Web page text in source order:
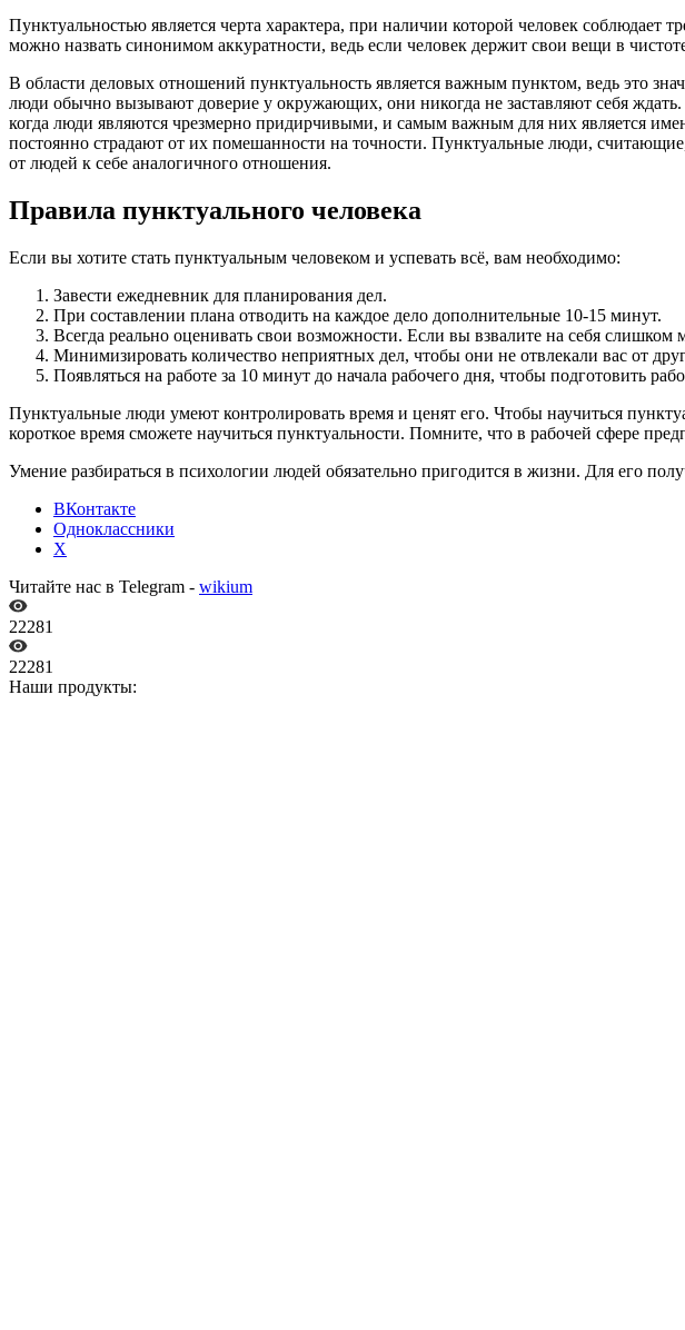
Пунктуальностью является черта характера, при наличии которой человек соблюдает
можно назвать синонимом аккуратности, ведь если человек держит свои вещи в
В области деловых отношений пунктуальность является важным пунктом, ведь это
люди обычно вызывают доверие у окружающих, они никогда не заставляют себя
когда люди являются чрезмерно придирчивыми, и самым важным для них является
постоянно страдают от их помешанности на точности. Пунктуальные люди,
от людей к себе аналогичного отношения.
Правила пунктуального человека
Если вы хотите стать пунктуальным человеком и успевать всё, вам необходимо:
Завести ежедневник для планирования дел.
При составлении плана отводить на каждое дело дополнительные 10-15 минут.
Всегда реально оценивать свои возможности. Если вы взвалите на себя
Минимизировать количество неприятных дел, чтобы они не отвлекали вас от
Появляться на работе за 10 минут до начала рабочего дня, чтобы подготовить
Пунктуальные люди умеют контролировать время и ценят его. Чтобы научиться
короткое время сможете научиться пунктуальности. Помните, что в рабочей сфере
Умение разбираться в психологии людей обязательно пригодится в жизни. Для его
ВКонтакте
Одноклассники
X
Читайте нас в Telegram - wikium
22281
22281
Наши продукты: